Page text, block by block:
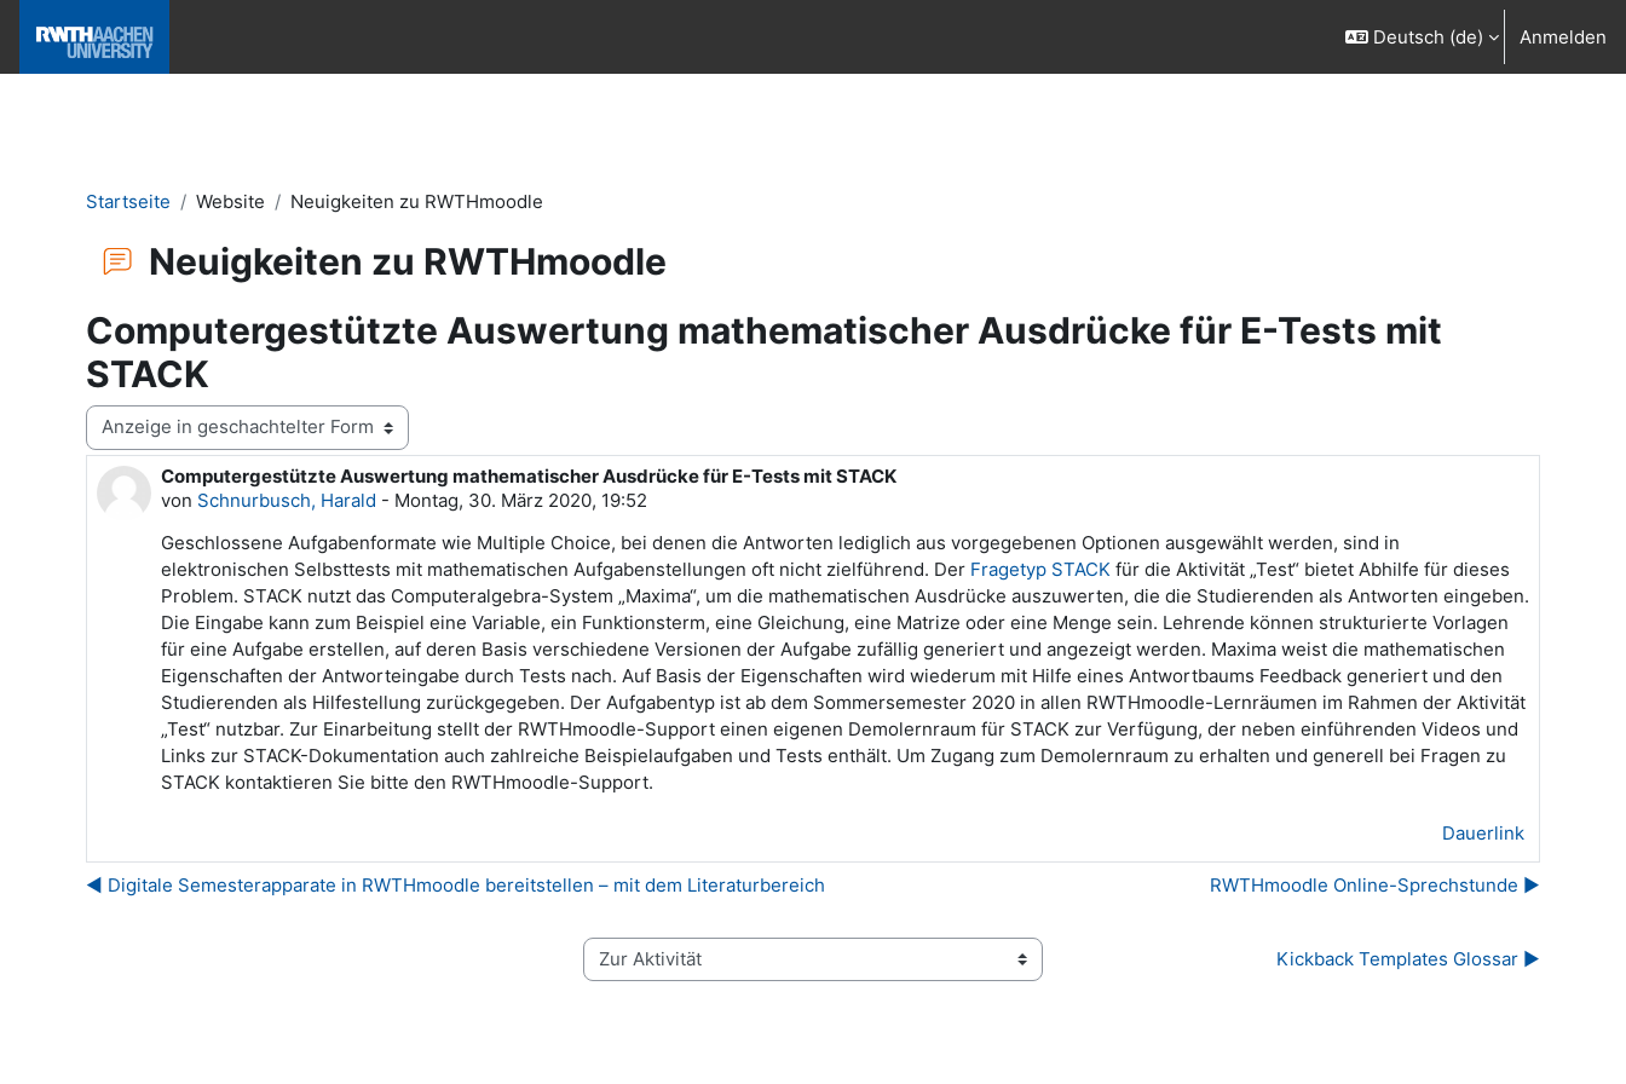
Deutsch ‎(de)‎ Anmelden
Startseite Website Neuigkeiten zu RWTHmoodle
Neuigkeiten zu RWTHmoodle
Computergestützte Auswertung mathematischer Ausdrücke für E-Tests mit
STACK
Anzeigemodus
Computergestützte Auswertung mathematischer Ausdrücke für E-Tests mit STACK
von Schnurbusch, Harald - Montag, 30. März 2020, 19:52
Anzahl Antworten: 0
Geschlossene Aufgabenformate wie Multiple Choice, bei denen die Antworten lediglich aus vorgegebenen Optionen ausgewählt werden, sind in
elektronischen Selbsttests mit mathematischen Aufgabenstellungen oft nicht zielführend. Der Fragetyp STACK für die Aktivität „Test“ bietet Abhilfe für dieses
Problem. STACK nutzt das Computeralgebra-System „Maxima“, um die mathematischen Ausdrücke auszuwerten, die die Studierenden als Antworten eingeben.
Die Eingabe kann zum Beispiel eine Variable, ein Funktionsterm, eine Gleichung, eine Matrize oder eine Menge sein. Lehrende können strukturierte Vorlagen
für eine Aufgabe erstellen, auf deren Basis verschiedene Versionen der Aufgabe zufällig generiert und angezeigt werden. Maxima weist die mathematischen
Eigenschaften der Antworteingabe durch Tests nach. Auf Basis der Eigenschaften wird wiederum mit Hilfe eines Antwortbaums Feedback generiert und den
Studierenden als Hilfestellung zurückgegeben. Der Aufgabentyp ist ab dem Sommersemester 2020 in allen RWTHmoodle-Lernräumen im Rahmen der Aktivität
„Test“ nutzbar. Zur Einarbeitung stellt der RWTHmoodle-Support einen eigenen Demolernraum für STACK zur Verfügung, der neben einführenden Videos und
Links zur STACK-Dokumentation auch zahlreiche Beispielaufgaben und Tests enthält. Um Zugang zum Demolernraum zu erhalten und generell bei Fragen zu
STACK kontaktieren Sie bitte den RWTHmoodle-Support.
Dauerlink
◀︎ Digitale Semesterapparate in RWTHmoodle bereitstellen – mit dem Literaturbereich RWTHmoodle Online-Sprechstunde ▶︎
Zur Aktivität Kickback Templates Glossar ▶︎